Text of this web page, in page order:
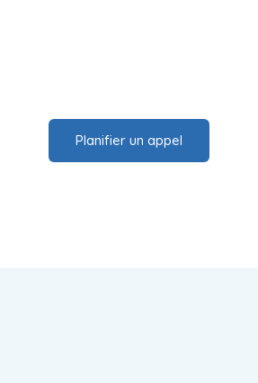
Planifier un appel